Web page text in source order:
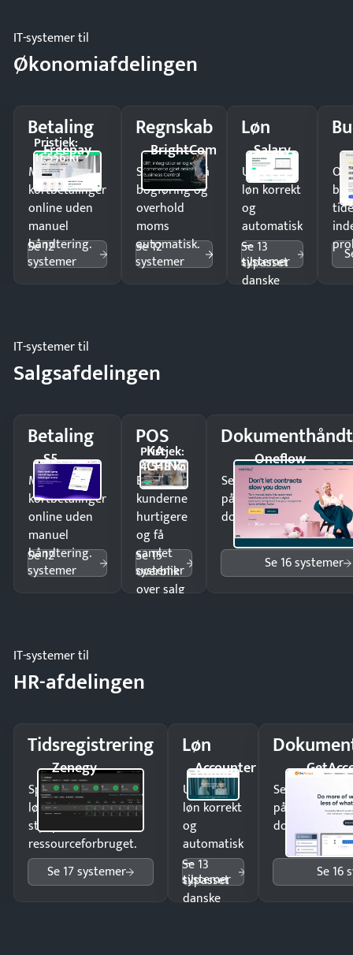
IT-systemer til
Økonomiafdelingen
Betaling
Freepay
Pristjek:
11.556 kr
Modtag
kortbetalinger
online uden
manuel
håndtering.
Se 12
systemer
Regnskab
BrightCom
Spar timer på
bogføring og
overhold
moms
automatisk.
Se 12
systemer
Løn
Salary
Udbetal
løn korrekt
og
automatisk
—
tilpasset
danske
Se 13
systemer
IT-systemer til
Salgsafdelingen
Betaling
S5
Modtag
kortbetalinger
online uden
manuel
håndtering.
Se 12
systemer
POS
KA-
CHING
Pristjek:
4.548 kr
Ekspedér
kunderne
hurtigere
og få
samlet
overblik
over salg
Se 15
systemer
Oneflow
Send kontrakter til
på minutter og mist
dokumenter.
Se 16 systemer
IT-systemer til
HR-afdelingen
Tidsregistrering
Zenegy
Spar tid på
lønberegning og få
styr på
ressourceforbruget.
Se 17 systemer
Løn
Accounter
Udbetal
løn korrekt
og
automatisk
—
tilpasset
danske
Se 13
systemer
Send
på minutter
dokumenter.
Se 16